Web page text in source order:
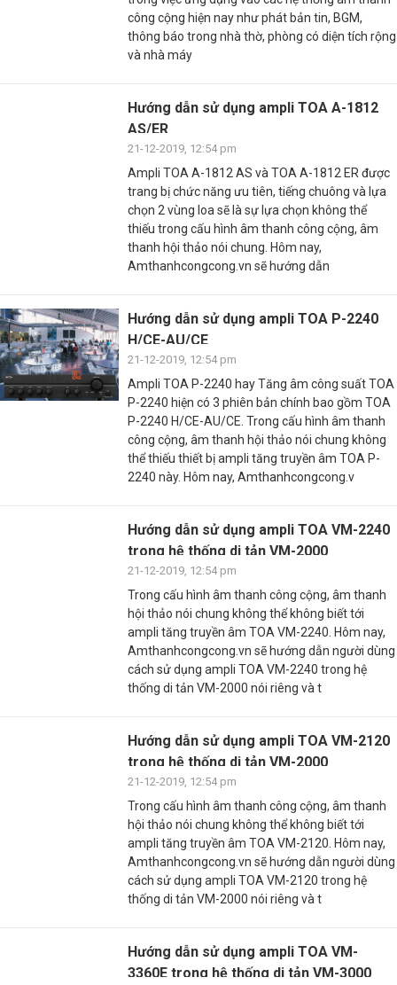
công cộng hiện nay như phát bản tin, BGM,
thông báo trong nhà thờ, phòng có diện tích rộng
và nhà máy
Hướng dẫn sử dụng ampli TOA A-1812
AS/ER
21-12-2019, 12:54 pm
Ampli TOA A-1812 AS và TOA A-1812 ER được
trang bị chức năng ưu tiên, tiếng chuông và lựa
chọn 2 vùng loa sẽ là sự lựa chọn không thể
thiếu trong cấu hình âm thanh công cộng, âm
thanh hội thảo nói chung. Hôm nay,
Amthanhcongcong.vn sẽ hướng dẫn
Hướng dẫn sử dụng ampli TOA P-2240
H/CE-AU/CE
21-12-2019, 12:54 pm
Ampli TOA P-2240 hay Tăng âm công suất TOA
P-2240 hiện có 3 phiên bản chính bao gồm TOA
P-2240 H/CE-AU/CE. Trong cấu hình âm thanh
công cộng, âm thanh hội thảo nói chung không
thể thiếu thiết bị ampli tăng truyền âm TOA P-
2240 này. Hôm nay, Amthanhcongcong.v
Hướng dẫn sử dụng ampli TOA VM-2240
trong hệ thống di tản VM-2000
21-12-2019, 12:54 pm
Trong cấu hình âm thanh công cộng, âm thanh
hội thảo nói chung không thể không biết tới
ampli tăng truyền âm TOA VM-2240. Hôm nay,
Amthanhcongcong.vn sẽ hướng dẫn người dùng
cách sử dụng ampli TOA VM-2240 trong hệ
thống di tản VM-2000 nói riêng và t
Hướng dẫn sử dụng ampli TOA VM-2120
trong hệ thống di tản VM-2000
21-12-2019, 12:54 pm
Trong cấu hình âm thanh công cộng, âm thanh
hội thảo nói chung không thể không biết tới
ampli tăng truyền âm TOA VM-2120. Hôm nay,
Amthanhcongcong.vn sẽ hướng dẫn người dùng
cách sử dụng ampli TOA VM-2120 trong hệ
thống di tản VM-2000 nói riêng và t
Hướng dẫn sử dụng ampli TOA VM-
3360E trong hệ thống di tản VM-3000